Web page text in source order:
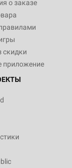
о заказе
скидки
приложение